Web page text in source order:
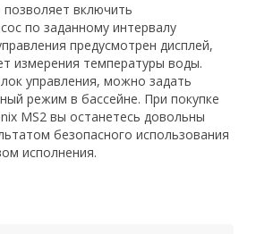
включить
по заданному интервалу
предусмотрен дисплей,
измерения температуры воды.
управления, можно задать
режим в бассейне. При покупке
MS2 вы останетесь довольны
безопасного использования
исполнения.